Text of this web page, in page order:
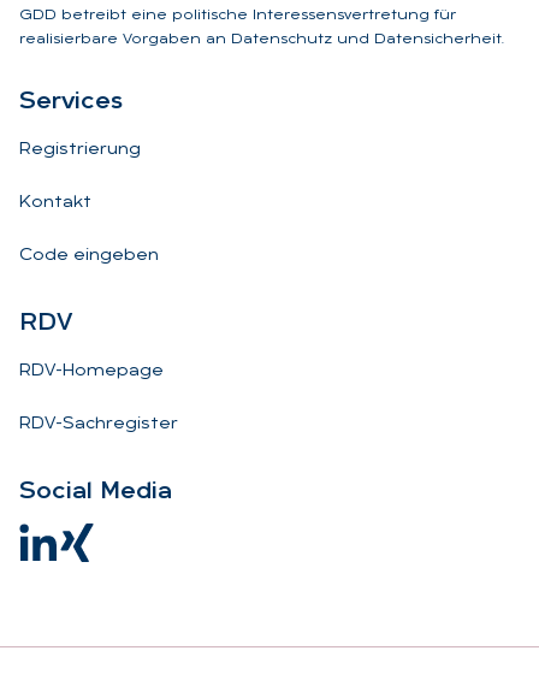
GDD betreibt eine politische Interessensvertretung für
realisierbare Vorgaben an Datenschutz und Datensicherheit.
Ser­vices
Registrierung
Kontakt
Code eingeben
RDV
RDV-Homepage
RDV-Sachregister
So­ci­al Me­dia